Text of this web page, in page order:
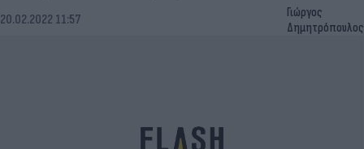
20.02.2022 11:57
Γιώργος
Δημητρόπουλος